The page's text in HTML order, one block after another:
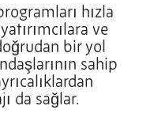
hızla
ve
bir yol
sahip
da sağlar.